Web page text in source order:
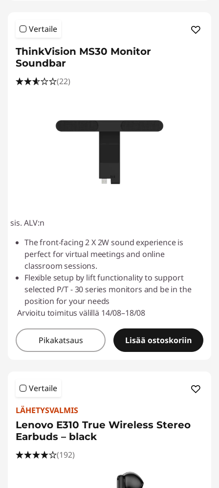
Vertaile
ThinkVision MS30 Monitor
Soundbar
(22)
sis. ALV:n
The front-facing 2 X 2W sound experience is
perfect for virtual meetings and online
classroom sessions.
Flexible setup by lift functionality to support
selected P/T - 30 series monitors and be in the
position for your needs
Arvioitu toimitus välillä 14/08–18/08
Pikakatsaus Lisää ostoskoriin
Vertaile
LÄHETYSVALMIS
Lenovo E310 True Wireless Stereo
Earbuds – black
(192)